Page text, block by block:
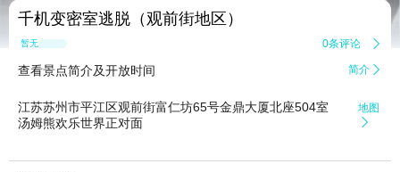
千机变密室逃脱（观前街地区）
暂无点评 0条评论 
查看景点简介及开放时间 简介 
江苏苏州市平江区观前街富仁坊65号金鼎大厦北座504室
汤姆熊欢乐世界正对面
地图
